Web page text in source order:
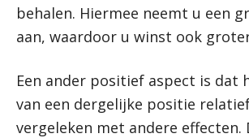
behalen. Hiermee neemt u een
aan, waardoor u winst ook
Een ander positief aspect is dat
van een dergelijke positie
vergeleken met andere effecten.